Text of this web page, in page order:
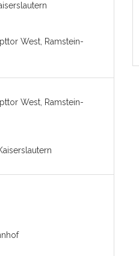
West, Ramstein-
West, Ramstein-